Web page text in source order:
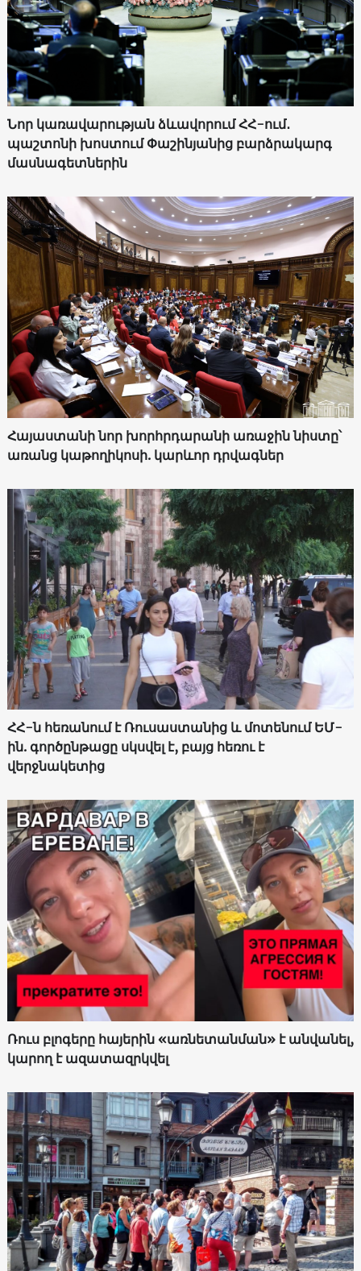
Նոր կառավարության ձևավորում ՀՀ-ում․
պաշտոնի խոստում Փաշինյանից բարձրակարգ
մասնագետներին
Հայաստանի նոր խորհրդարանի առաջին նիստը՝
առանց կաթողիկոսի. կարևոր դրվագներ
ՀՀ-ն հեռանում է Ռուսաստանից և մոտենում ԵՄ-
ին. գործընթացը սկսվել է, բայց հեռու է
վերջնակետից
Ռուս բլոգերը հայերին «առնետանման» է անվանել,
կարող է ազատազրկվել